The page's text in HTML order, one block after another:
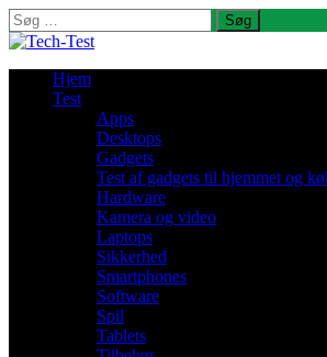
Søg
efter:
Hjem
Test
Apps
Desktops
Gadgets
Test af gadgets til hjemmet og
Hardware
Kamera og video
Laptops
Sikkerhed
Smartphones
Software
Spil
Tablets